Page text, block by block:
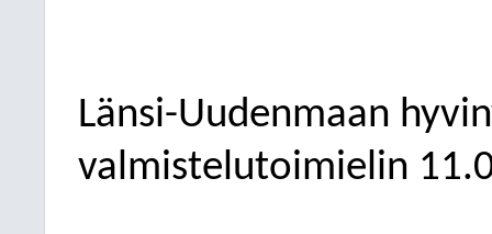
Länsi-Uudenmaan
valmistelutoimielin